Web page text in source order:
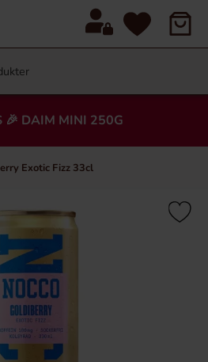
🎉 DAIM MINI 250G
Exotic Fizz 33cl